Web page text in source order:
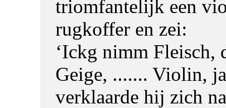
triomfantelijk een
rugkoffer en zei:
‘Ickg nimm Fleisch,
Geige, ....... Violin,
verklaarde hij zich